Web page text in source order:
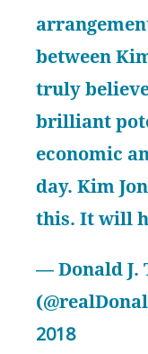
between
truly
brilliant
economic
day. Kim
this. It will
— Donald J.
2018